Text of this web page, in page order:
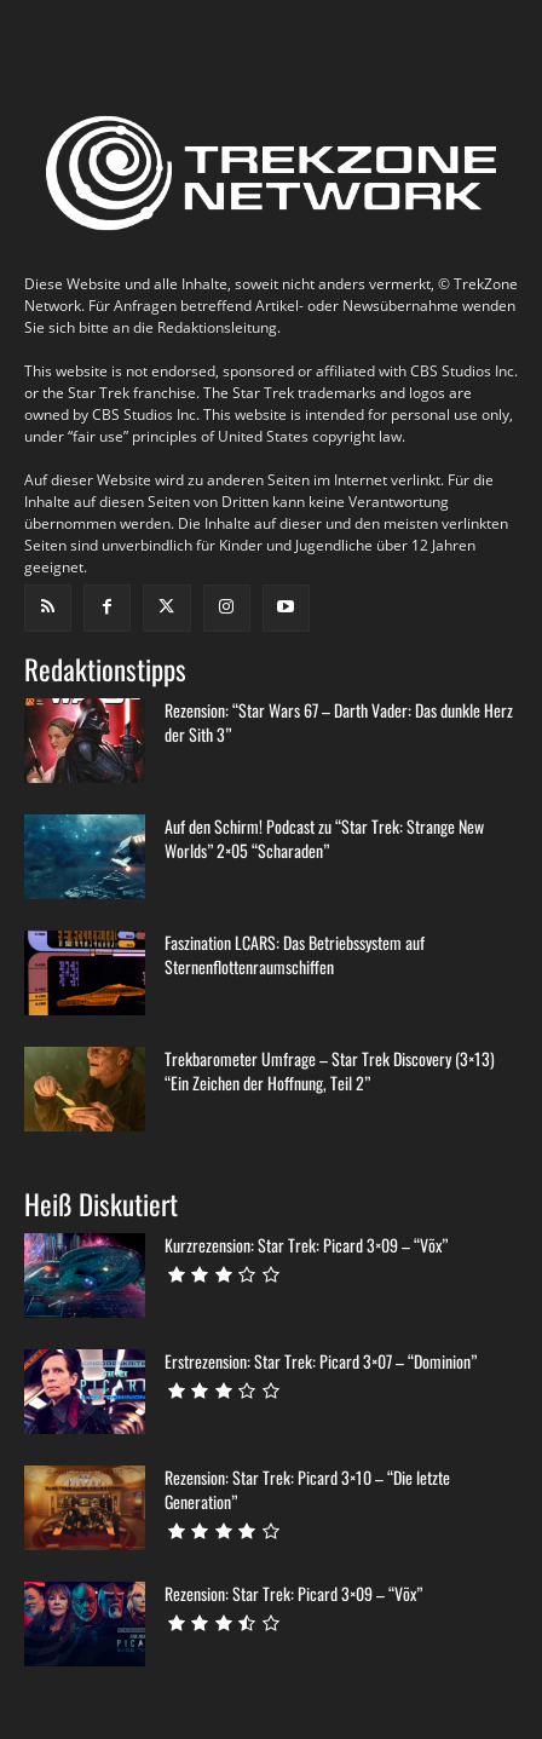
Diese Website und alle Inhalte, soweit nicht anders vermerkt, © TrekZone
Network. Für Anfragen betreffend Artikel- oder Newsübernahme wenden
Sie sich bitte an die Redaktionsleitung.
This website is not endorsed, sponsored or affiliated with CBS Studios Inc.
or the Star Trek franchise. The Star Trek trademarks and logos are
owned by CBS Studios Inc. This website is intended for personal use only,
under “fair use” principles of United States copyright law.
Auf dieser Website wird zu anderen Seiten im Internet verlinkt. Für die
Inhalte auf diesen Seiten von Dritten kann keine Verantwortung
übernommen werden. Die Inhalte auf dieser und den meisten verlinkten
Seiten sind unverbindlich für Kinder und Jugendliche über 12 Jahren
geeignet.
Redaktionstipps
Rezension: “Star Wars 67 – Darth Vader: Das dunkle Herz
der Sith 3”
Auf den Schirm! Podcast zu “Star Trek: Strange New
Worlds” 2×05 “Scharaden”
Faszination LCARS: Das Betriebssystem auf
Sternenflottenraumschiffen
Trekbarometer Umfrage – Star Trek Discovery (3×13)
“Ein Zeichen der Hoffnung, Teil 2”
Heiß Diskutiert
Kurzrezension: Star Trek: Picard 3×09 – “Võx”
Erstrezension: Star Trek: Picard 3×07 – “Dominion”
Rezension: Star Trek: Picard 3×10 – “Die letzte
Generation”
Rezension: Star Trek: Picard 3×09 – “Võx”